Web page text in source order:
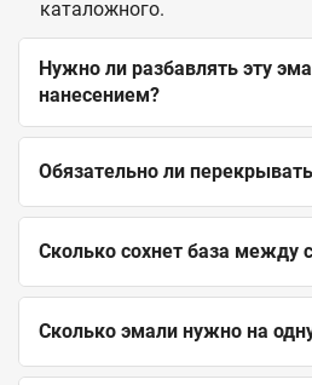
каталожного.
Нужно ли разбавлять эту
нанесением?
Обязательно ли
Сколько сохнет база между
Сколько эмали нужно на